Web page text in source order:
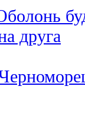
друга